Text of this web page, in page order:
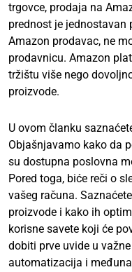
trgovce, prodaja na
prednost je jednostavan
Amazon prodavac, ne
prodavnicu. Amazon
tržištu više nego
proizvode.
U ovom članku
Objašnjavamo kako da
su dostupna poslovna
Pored toga, biće reči o
vašeg računa.
proizvode i kako ih
korisne savete koji će
dobiti prve uvide u
automatizacija i